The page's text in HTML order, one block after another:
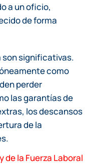
a un oficio,
de forma
son significativas.
como
perder
las garantías de
los descansos
de la
de la Fuerza Laboral